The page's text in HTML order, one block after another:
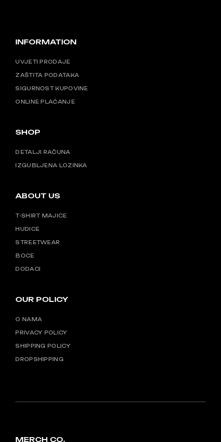
INFORMATION
UVJETI PRODAJE
ZAŠTITA PODATAKA
SIGURNOST KUPOVINE
ONLINE PLAĆANJE
SHOP
DETALJI RAČUNA
IZGUBLJENA LOZINKA
ABOUT US
T-SHIRT MAJICE
HUDICE
STREETWEAR
BOCE
DODACI
OUR POLICY
O NAMA
PRIVACY POLICY
SHIPPING POLICY
DROPSHIPPING
MERCH CO.